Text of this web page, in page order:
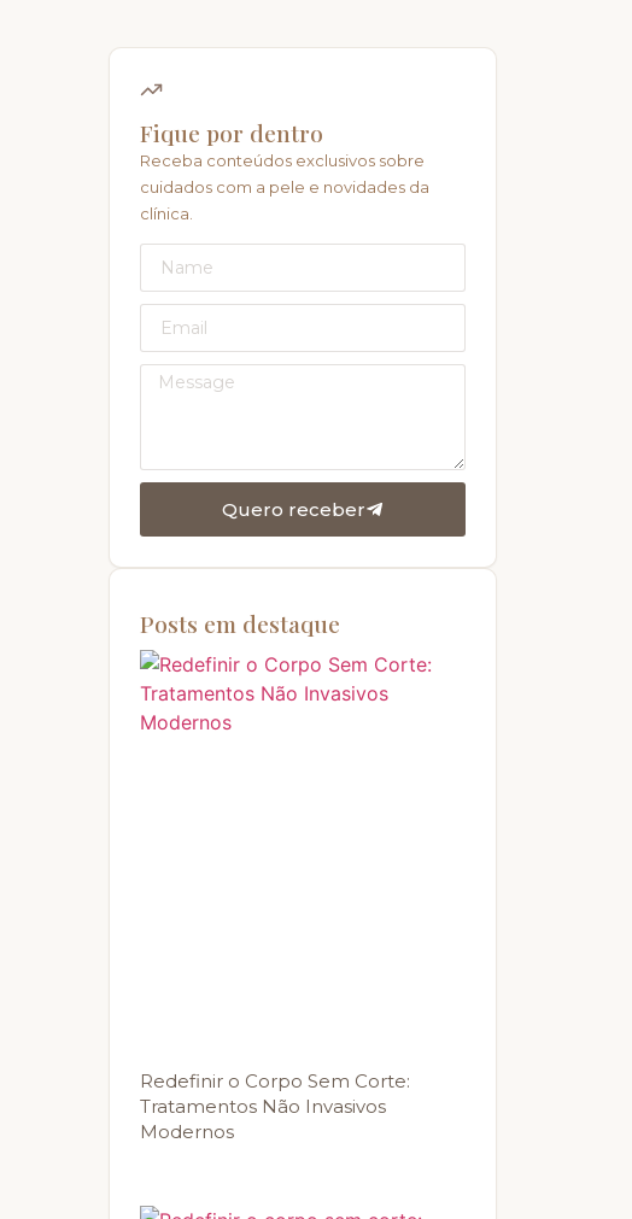
Fique por dentro
Receba conteúdos exclusivos sobre
cuidados com a pele e novidades da
clínica.
Quero receber
Posts em destaque
Redefinir o Corpo Sem Corte:
Tratamentos Não Invasivos
Modernos